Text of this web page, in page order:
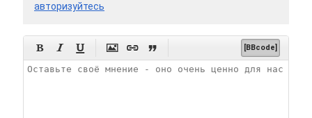
авторизуйтесь
      [BBcode]